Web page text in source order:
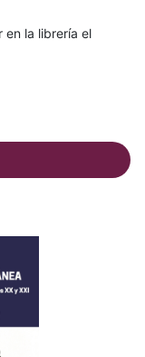
en la librería el